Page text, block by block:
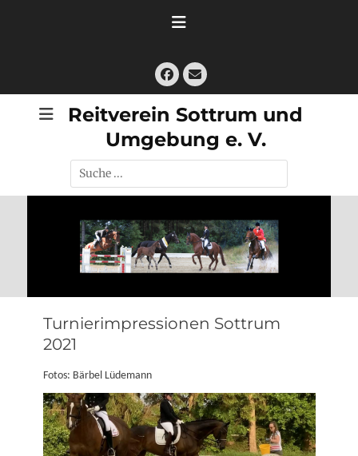
Facebook
E-
Mail
Reitverein Sottrum und
Umgebung e. V.
Suche
nach:
Turnierimpressionen Sottrum
2021
Fotos: Bärbel Lüdemann